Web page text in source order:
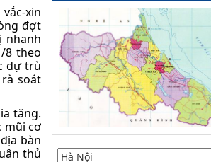
xin
đợt
nhanh
8 theo
dự trù
soát
tăng.
mũi cơ
bàn
thủ